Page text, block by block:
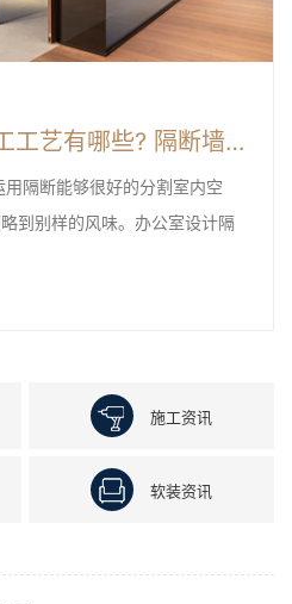
办公室设计隔断施工工艺有哪些? 隔断墙用什么材料好？
隔断能够很好的分割室内空
到别样的风味。办公室设计隔
装修施工的注意事项是什么?
施工资讯
软装资讯